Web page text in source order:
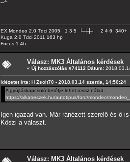
EX Mondeo 2.0 Tdci 2005 1 3 5 └-┼┼┤ 2 4 6 340+
Kuga 2.0 Tdci 2011 163 hp
Focus 1.4b
Válasz: MK3 Általános kérdések
« Új hozzászólás #74112 Dátum:
Idézetet írta: H Zsolt70 - 2018.03.14 szerda, 14:50:24
A gyújtáskapcsoló betétje lehet rossz nálad.
https://alkatreszek.hu/autotipus/ford/mondeo/
Igen igazad van. Már ránézett szerelő és ő
Köszi a választ.
Válasz: MK3 Általános kérdések